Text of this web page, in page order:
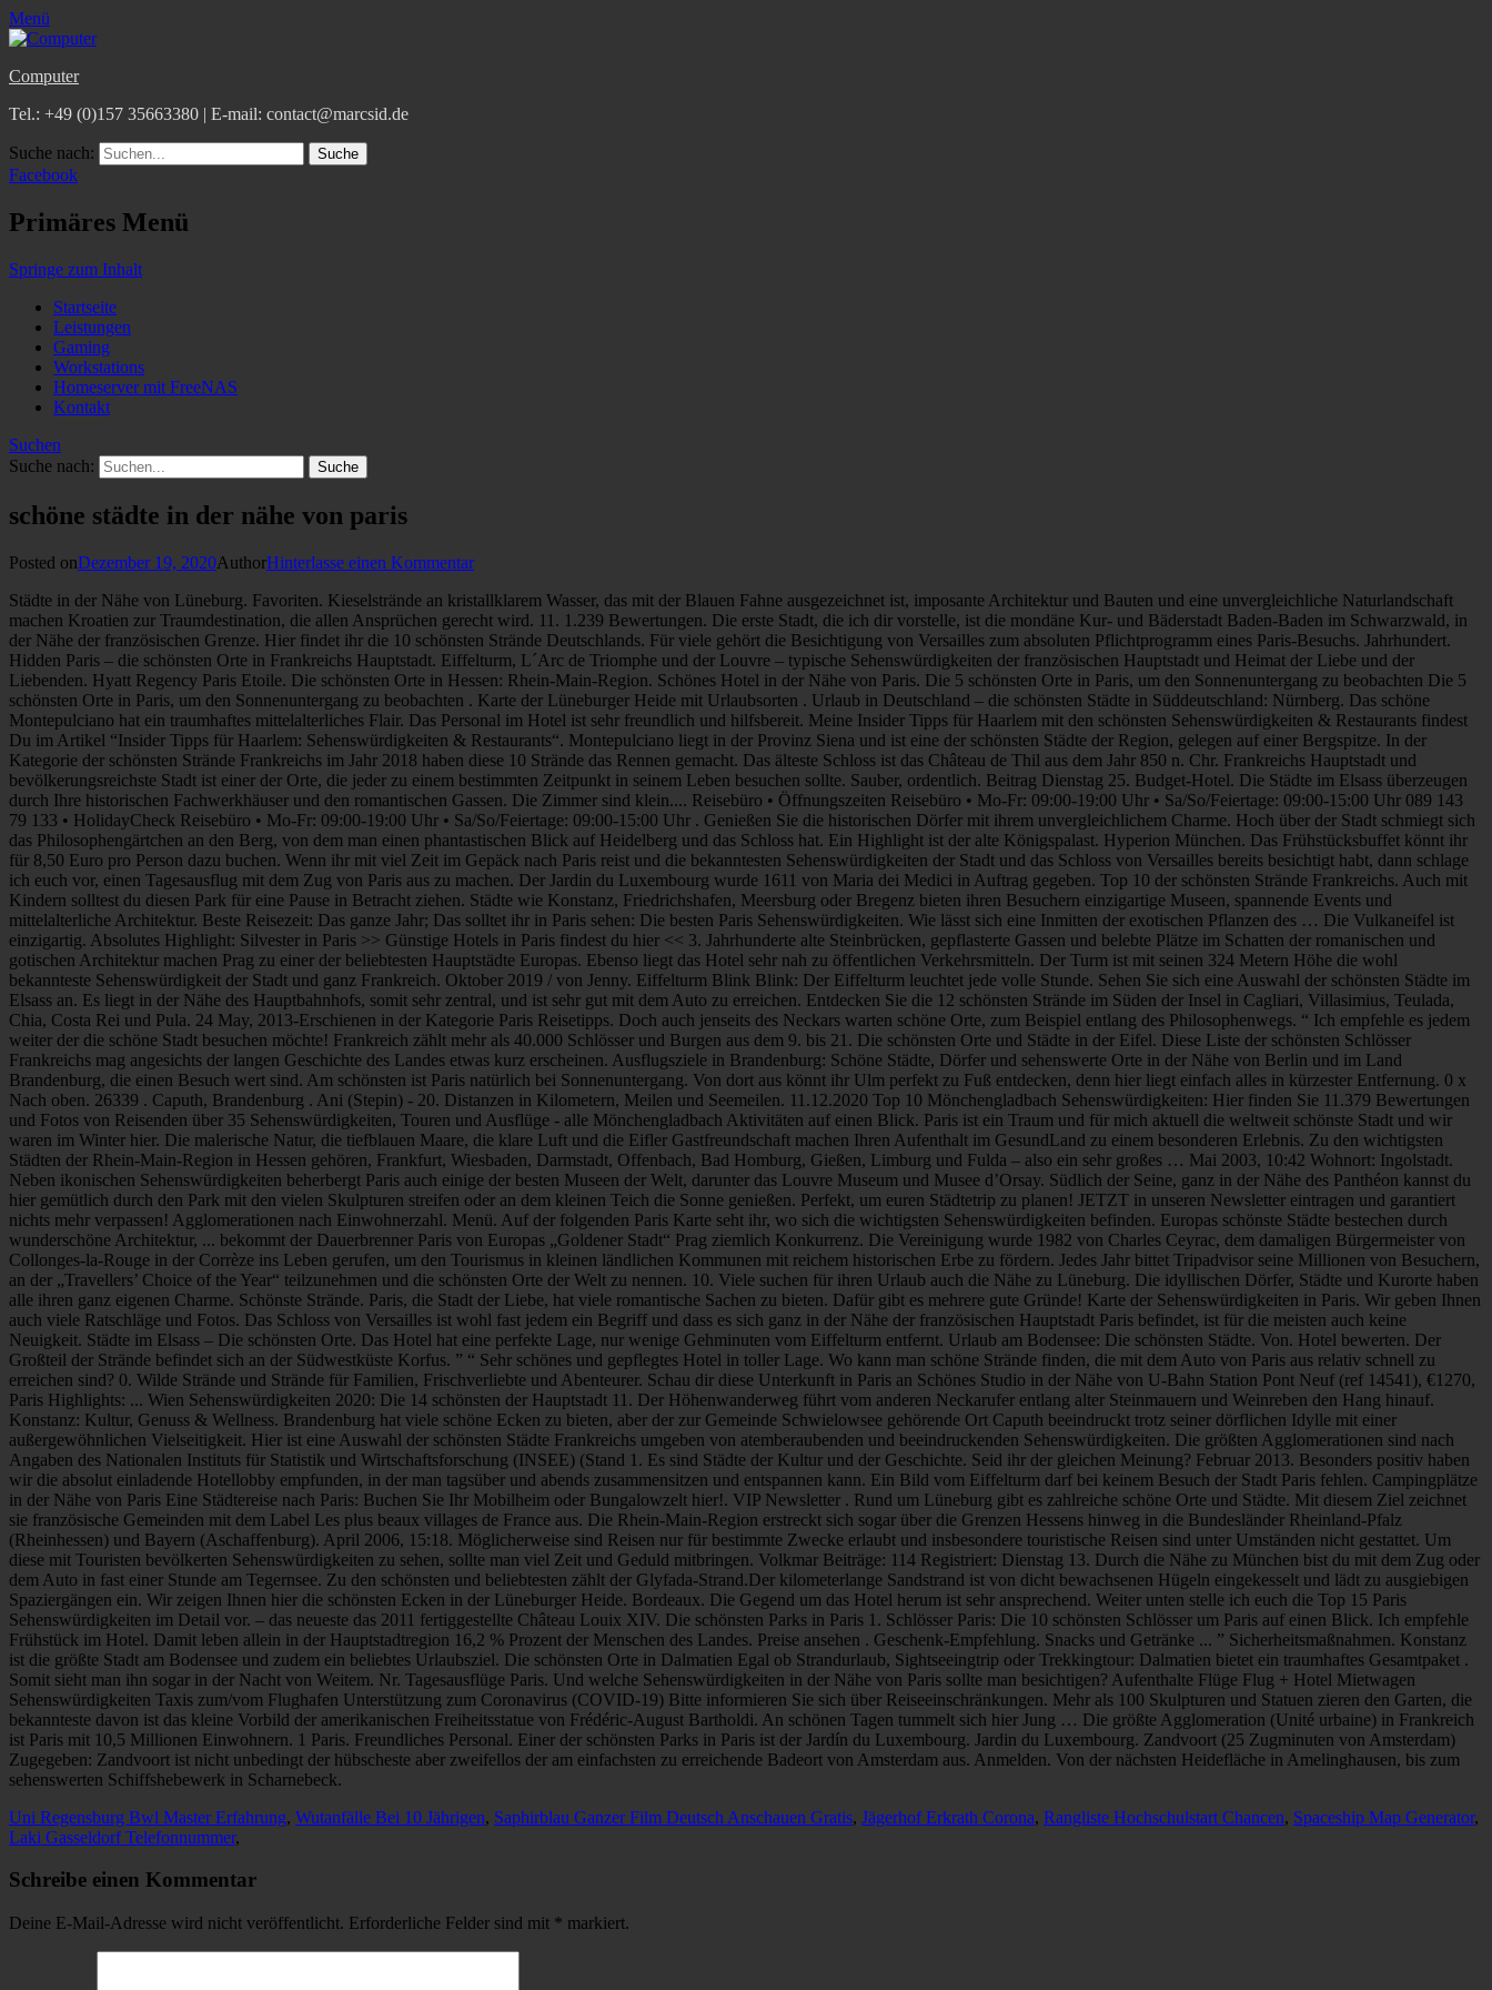
Menü
Computer
Tel.: +49 (0)157 35663380 | E-mail: contact@marcsid.de
Suche nach:
Facebook
Primäres Menü
Springe zum Inhalt
Startseite
Leistungen
Gaming
Workstations
Homeserver mit FreeNAS
Kontakt
Suchen
Suche nach:
schöne städte in der nähe von paris
Posted onDezember 19, 2020AuthorHinterlasse einen Kommentar
Städte in der Nähe von Lüneburg. Favoriten. Kieselstrände an kristallklarem Wasser, das mit der Blauen Fahne ausgezeichnet ist, imposante Architektur und Bauten und eine unvergleichliche Naturlandschaft machen Kroatien zur Traumdestination, die allen Ansprüchen gerecht wird. 11. 1.239 Bewertungen. Die erste Stadt, die ich dir vorstelle, ist die mondäne Kur- und Bäderstadt Baden-Baden im Schwarzwald, in der Nähe der französischen Grenze. Hier findet ihr die 10 schönsten Strände Deutschlands. Für viele gehört die Besichtigung von Versailles zum absoluten Pflichtprogramm eines Paris-Besuchs. Jahrhundert. Hidden Paris – die schönsten Orte in Frankreichs Hauptstadt. Eiffelturm, L´Arc de Triomphe und der Louvre – typische Sehenswürdigkeiten der französischen Hauptstadt und Heimat der Liebe und der Liebenden. Hyatt Regency Paris Etoile. Die schönsten Orte in Hessen: Rhein-Main-Region. Schönes Hotel in der Nähe von Paris. Die 5 schönsten Orte in Paris, um den Sonnenuntergang zu beobachten Die 5 schönsten Orte in Paris, um den Sonnenuntergang zu beobachten . Karte der Lüneburger Heide mit Urlaubsorten . Urlaub in Deutschland – die schönsten Städte in Süddeutschland: Nürnberg. Das schöne Montepulciano hat ein traumhaftes mittelalterliches Flair. Das Personal im Hotel ist sehr freundlich und hilfsbereit. Meine Insider Tipps für Haarlem mit den schönsten Sehenswürdigkeiten & Restaurants findest Du im Artikel “Insider Tipps für Haarlem: Sehenswürdigkeiten & Restaurants“. Montepulciano liegt in der Provinz Siena und ist eine der schönsten Städte der Region, gelegen auf einer Bergspitze. In der Kategorie der schönsten Strände Frankreichs im Jahr 2018 haben diese 10 Strände das Rennen gemacht. Das älteste Schloss ist das Château de Thil aus dem Jahr 850 n. Chr. Frankreichs Hauptstadt und bevölkerungsreichste Stadt ist einer der Orte, die jeder zu einem bestimmten Zeitpunkt in seinem Leben besuchen sollte. Sauber, ordentlich. Beitrag Dienstag 25. Budget-Hotel. Die Städte im Elsass überzeugen durch Ihre historischen Fachwerkhäuser und den romantischen Gassen. Die Zimmer sind klein.... Reisebüro • Öffnungszeiten Reisebüro • Mo-Fr: 09:00-19:00 Uhr • Sa/So/Feiertage: 09:00-15:00 Uhr 089 143 79 133 • HolidayCheck Reisebüro • Mo-Fr: 09:00-19:00 Uhr • Sa/So/Feiertage: 09:00-15:00 Uhr . Genießen Sie die historischen Dörfer mit ihrem unvergleichlichem Charme. Hoch über der Stadt schmiegt sich das Philosophengärtchen an den Berg, von dem man einen phantastischen Blick auf Heidelberg und das Schloss hat. Ein Highlight ist der alte Königspalast. Hyperion München. Das Frühstücksbuffet könnt ihr für 8,50 Euro pro Person dazu buchen. Wenn ihr mit viel Zeit im Gepäck nach Paris reist und die bekanntesten Sehenswürdigkeiten der Stadt und das Schloss von Versailles bereits besichtigt habt, dann schlage ich euch vor, einen Tagesausflug mit dem Zug von Paris aus zu machen. Der Jardin du Luxembourg wurde 1611 von Maria dei Medici in Auftrag gegeben. Top 10 der schönsten Strände Frankreichs. Auch mit Kindern solltest du diesen Park für eine Pause in Betracht ziehen. Städte wie Konstanz, Friedrichshafen, Meersburg oder Bregenz bieten ihren Besuchern einzigartige Museen, spannende Events und mittelalterliche Architektur. Beste Reisezeit: Das ganze Jahr; Das solltet ihr in Paris sehen: Die besten Paris Sehenswürdigkeiten. Wie lässt sich eine Inmitten der exotischen Pflanzen des … Die Vulkaneifel ist einzigartig. Absolutes Highlight: Silvester in Paris >> Günstige Hotels in Paris findest du hier << 3. Jahrhunderte alte Steinbrücken, gepflasterte Gassen und belebte Plätze im Schatten der romanischen und gotischen Architektur machen Prag zu einer der beliebtesten Hauptstädte Europas. Ebenso liegt das Hotel sehr nah zu öffentlichen Verkehrsmitteln. Der Turm ist mit seinen 324 Metern Höhe die wohl bekannteste Sehenswürdigkeit der Stadt und ganz Frankreich. Oktober 2019 / von Jenny. Eiffelturm Blink Blink: Der Eiffelturm leuchtet jede volle Stunde. Sehen Sie sich eine Auswahl der schönsten Städte im Elsass an. Es liegt in der Nähe des Hauptbahnhofs, somit sehr zentral, und ist sehr gut mit dem Auto zu erreichen. Entdecken Sie die 12 schönsten Strände im Süden der Insel in Cagliari, Villasimius, Teulada, Chia, Costa Rei und Pula. 24 May, 2013-Erschienen in der Kategorie Paris Reisetipps. Doch auch jenseits des Neckars warten schöne Orte, zum Beispiel entlang des Philosophenwegs. “ Ich empfehle es jedem weiter der die schöne Stadt besuchen möchte! Frankreich zählt mehr als 40.000 Schlösser und Burgen aus dem 9. bis 21. Die schönsten Orte und Städte in der Eifel. Diese Liste der schönsten Schlösser Frankreichs mag angesichts der langen Geschichte des Landes etwas kurz erscheinen. Ausflugsziele in Brandenburg: Schöne Städte, Dörfer und sehenswerte Orte in der Nähe von Berlin und im Land Brandenburg, die einen Besuch wert sind. Am schönsten ist Paris natürlich bei Sonnenuntergang. Von dort aus könnt ihr Ulm perfekt zu Fuß entdecken, denn hier liegt einfach alles in kürzester Entfernung. 0 x Nach oben. 26339 . Caputh, Brandenburg . Ani (Stepin) - 20. Distanzen in Kilometern, Meilen und Seemeilen. 11.12.2020 Top 10 Mönchengladbach Sehenswürdigkeiten: Hier finden Sie 11.379 Bewertungen und Fotos von Reisenden über 35 Sehenswürdigkeiten, Touren und Ausflüge - alle Mönchengladbach Aktivitäten auf einen Blick. Paris ist ein Traum und für mich aktuell die weltweit schönste Stadt und wir waren im Winter hier. Die malerische Natur, die tiefblauen Maare, die klare Luft und die Eifler Gastfreundschaft machen Ihren Aufenthalt im GesundLand zu einem besonderen Erlebnis. Zu den wichtigsten Städten der Rhein-Main-Region in Hessen gehören, Frankfurt, Wiesbaden, Darmstadt, Offenbach, Bad Homburg, Gießen, Limburg und Fulda – also ein sehr großes … Mai 2003, 10:42 Wohnort: Ingolstadt. Neben ikonischen Sehenswürdigkeiten beherbergt Paris auch einige der besten Museen der Welt, darunter das Louvre Museum und Musee d’Orsay. Südlich der Seine, ganz in der Nähe des Panthéon kannst du hier gemütlich durch den Park mit den vielen Skulpturen streifen oder an dem kleinen Teich die Sonne genießen. Perfekt, um euren Städtetrip zu planen! JETZT in unseren Newsletter eintragen und garantiert nichts mehr verpassen! Agglomerationen nach Einwohnerzahl. Menü. Auf der folgenden Paris Karte seht ihr, wo sich die wichtigsten Sehenswürdigkeiten befinden. Europas schönste Städte bestechen durch wunderschöne Architektur, ... bekommt der Dauerbrenner Paris von Europas „Goldener Stadt“ Prag ziemlich Konkurrenz. Die Vereinigung wurde 1982 von Charles Ceyrac, dem damaligen Bürgermeister von Collonges-la-Rouge in der Corrèze ins Leben gerufen, um den Tourismus in kleinen ländlichen Kommunen mit reichem historischen Erbe zu fördern. Jedes Jahr bittet Tripadvisor seine Millionen von Besuchern, an der „Travellers’ Choice of the Year“ teilzunehmen und die schönsten Orte der Welt zu nennen. 10. Viele suchen für ihren Urlaub auch die Nähe zu Lüneburg. Die idyllischen Dörfer, Städte und Kurorte haben alle ihren ganz eigenen Charme. Schönste Strände. Paris, die Stadt der Liebe, hat viele romantische Sachen zu bieten. Dafür gibt es mehrere gute Gründe! Karte der Sehenswürdigkeiten in Paris. Wir geben Ihnen auch viele Ratschläge und Fotos. Das Schloss von Versailles ist wohl fast jedem ein Begriff und dass es sich ganz in der Nähe der französischen Hauptstadt Paris befindet, ist für die meisten auch keine Neuigkeit. Städte im Elsass – Die schönsten Orte. Das Hotel hat eine perfekte Lage, nur wenige Gehminuten vom Eiffelturm entfernt. Urlaub am Bodensee: Die schönsten Städte. Von. Hotel bewerten. Der Großteil der Strände befindet sich an der Südwestküste Korfus. ” “ Sehr schönes und gepflegtes Hotel in toller Lage. Wo kann man schöne Strände finden, die mit dem Auto von Paris aus relativ schnell zu erreichen sind? 0. Wilde Strände und Strände für Familien, Frischverliebte und Abenteurer. Schau dir diese Unterkunft in Paris an Schönes Studio in der Nähe von U-Bahn Station Pont Neuf (ref 14541), €1270, Paris Highlights: ... Wien Sehenswürdigkeiten 2020: Die 14 schönsten der Hauptstadt 11. Der Höhenwanderweg führt vom anderen Neckarufer entlang alter Steinmauern und Weinreben den Hang hinauf. Konstanz: Kultur, Genuss & Wellness. Brandenburg hat viele schöne Ecken zu bieten, aber der zur Gemeinde Schwielowsee gehörende Ort Caputh beeindruckt trotz seiner dörflichen Idylle mit einer außergewöhnlichen Vielseitigkeit. Hier ist eine Auswahl der schönsten Städte Frankreichs umgeben von atemberaubenden und beeindruckenden Sehenswürdigkeiten. Die größten Agglomerationen sind nach Angaben des Nationalen Instituts für Statistik und Wirtschaftsforschung (INSEE) (Stand 1. Es sind Städte der Kultur und der Geschichte. Seid ihr der gleichen Meinung? Februar 2013. Besonders positiv haben wir die absolut einladende Hotellobby empfunden, in der man tagsüber und abends zusammensitzen und entspannen kann. Ein Bild vom Eiffelturm darf bei keinem Besuch der Stadt Paris fehlen. Campingplätze in der Nähe von Paris Eine Städtereise nach Paris: Buchen Sie Ihr Mobilheim oder Bungalowzelt hier!. VIP Newsletter . Rund um Lüneburg gibt es zahlreiche schöne Orte und Städte. Mit diesem Ziel zeichnet sie französische Gemeinden mit dem Label Les plus beaux villages de France aus. Die Rhein-Main-Region erstreckt sich sogar über die Grenzen Hessens hinweg in die Bundesländer Rheinland-Pfalz (Rheinhessen) und Bayern (Aschaffenburg). April 2006, 15:18. Möglicherweise sind Reisen nur für bestimmte Zwecke erlaubt und insbesondere touristische Reisen sind unter Umständen nicht gestattet. Um diese mit Touristen bevölkerten Sehenswürdigkeiten zu sehen, sollte man viel Zeit und Geduld mitbringen. Volkmar Beiträge: 114 Registriert: Dienstag 13. Durch die Nähe zu München bist du mit dem Zug oder dem Auto in fast einer Stunde am Tegernsee. Zu den schönsten und beliebtesten zählt der Glyfada-Strand.Der kilometerlange Sandstrand ist von dicht bewachsenen Hügeln einge
Uni Regensburg Bwl Master Erfahrung, Wutanfälle Bei 10 Jährigen, Saphirblau Ganzer Film Deutsch Anschauen Gratis, Jägerhof Erkrath Corona, Rangliste Hochschulstart Chancen, Spaceship Map Generator,
Laki Gasseldorf Telefonnummer,
Schreibe einen Kommentar
Deine E-Mail-Adresse wird nicht veröffentlicht. Erforderliche Felder sind mit * markiert.